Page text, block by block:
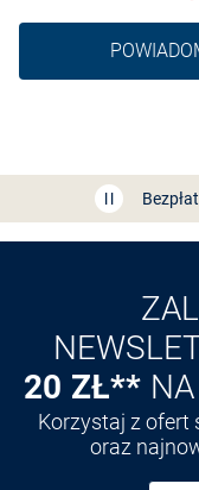
20 ZŁ**
Korzystaj z ofert
oraz